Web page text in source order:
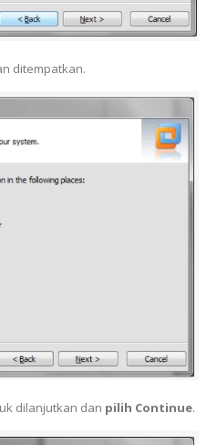
ditempatkan.
dilanjutkan dan pilih Continue.